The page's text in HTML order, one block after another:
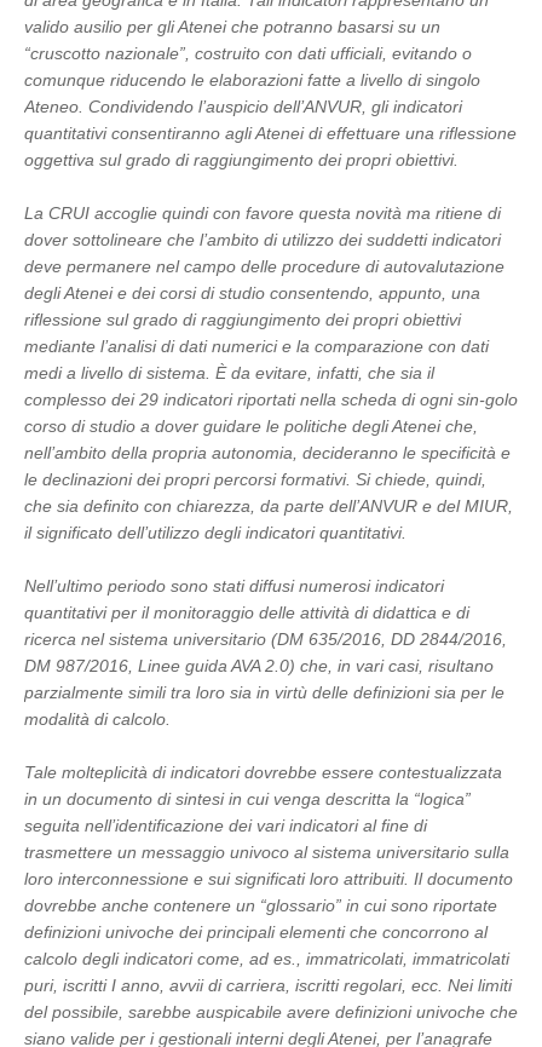
valido ausilio per gli Atenei che potranno basarsi su un
“cruscotto nazionale”, costruito con dati ufficiali, evitando o
comunque riducendo le elaborazioni fatte a livello di singolo
Ateneo. Condividendo l’auspicio dell’ANVUR, gli indicatori
quantitativi consentiranno agli Atenei di effettuare una riflessione
oggettiva sul grado di raggiungimento dei propri obiettivi.
La CRUI accoglie quindi con favore questa novità ma ritiene di
dover sottolineare che l’ambito di utilizzo dei suddetti indicatori
deve permanere nel campo delle procedure di autovalutazione
degli Atenei e dei corsi di studio consentendo, appunto, una
riflessione sul grado di raggiungimento dei propri obiettivi
mediante l’analisi di dati numerici e la comparazione con dati
medi a livello di sistema. È da evitare, infatti, che sia il
complesso dei 29 indicatori riportati nella scheda di ogni sin-golo
corso di studio a dover guidare le politiche degli Atenei che,
nell’ambito della propria autonomia, decideranno le specificità e
le declinazioni dei propri percorsi formativi. Si chiede, quindi,
che sia definito con chiarezza, da parte dell’ANVUR e del MIUR,
il significato dell’utilizzo degli indicatori quantitativi.
Nell’ultimo periodo sono stati diffusi numerosi indicatori
quantitativi per il monitoraggio delle attività di didattica e di
ricerca nel sistema universitario (DM 635/2016, DD 2844/2016,
DM 987/2016, Linee guida AVA 2.0) che, in vari casi, risultano
parzialmente simili tra loro sia in virtù delle definizioni sia per le
modalità di calcolo.
Tale molteplicità di indicatori dovrebbe essere contestualizzata
in un documento di sintesi in cui venga descritta la “logica”
seguita nell’identificazione dei vari indicatori al fine di
trasmettere un messaggio univoco al sistema universitario sulla
loro interconnessione e sui significati loro attribuiti. Il documento
dovrebbe anche contenere un “glossario” in cui sono riportate
definizioni univoche dei principali elementi che concorrono al
calcolo degli indicatori come, ad es., immatricolati, immatricolati
puri, iscritti I anno, avvii di carriera, iscritti regolari, ecc. Nei limiti
del possibile, sarebbe auspicabile avere definizioni univoche che
siano valide per i gestionali interni degli Atenei, per l’anagrafe